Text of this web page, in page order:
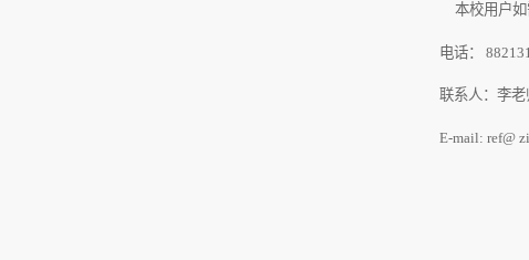
本校用户如
电话：
联系人：李老
E-mail: ref@